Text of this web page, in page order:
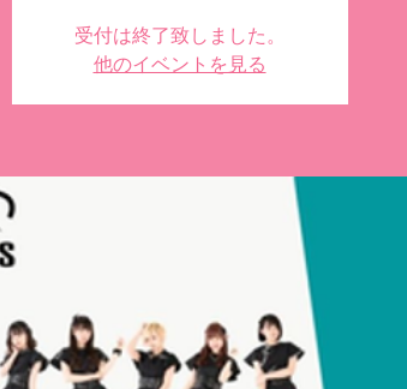
受付は終了致しました。
他のイベントを見る